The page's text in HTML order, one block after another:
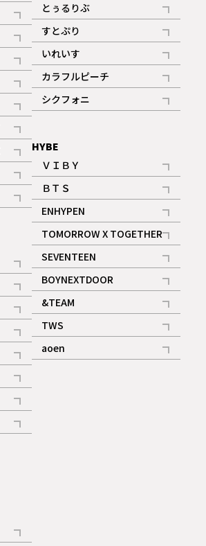
とぅるりぶ
記事
すとぷり
記事
ギャラリー
いれいす
記事
ギャラリー
カラフルピーチ
記事
シクフォニ
記事
HYBE
ＶＩＢＹ
記事
ＢＴＳ
記事
ENHYPEN
記事
TOMORROW X TOGETHER
記事
ギャラリー
SEVENTEEN
記事
BOYNEXTDOOR
記事
&TEAM
記事
ギャラリー
TWS
記事
aoen
記事